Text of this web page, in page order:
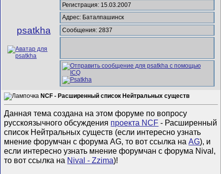
psatkha
Регистрация: 15.03.2007
Адрес: Баталпашинск
Сообщения: 2837
NCF - Расширенный список Нейтральных существ
Данная тема создана на этом форуме по вопросу
русскоязычного обсуждения проекта NCF - Расширенный
список Нейтральных существ (если интересно узнать
мнение форумчан с форума AG, то вот ссылка наAG), и
если интересно узнать мнение форумчан с форума Nival,
то вот ссылка на Nival - Zzima)!